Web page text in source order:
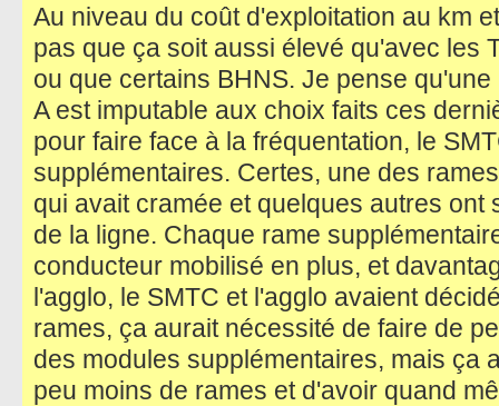
Au niveau du coût d'exploitation au km
pas que ça soit aussi élevé qu'avec les
ou que certains BHNS. Je pense
A est imputable aux choix faits ces
pour faire face à la fréquentation, le
supplémentaires. Certes, une des
qui avait cramée et quelques autres ont
de la ligne. Chaque rame
conducteur mobilisé en plus, et
l'agglo, le SMTC et l'agglo avaient
rames, ça aurait nécessité de faire de
des modules supplémentaires, mais ça
peu moins de rames et d'avoir quand